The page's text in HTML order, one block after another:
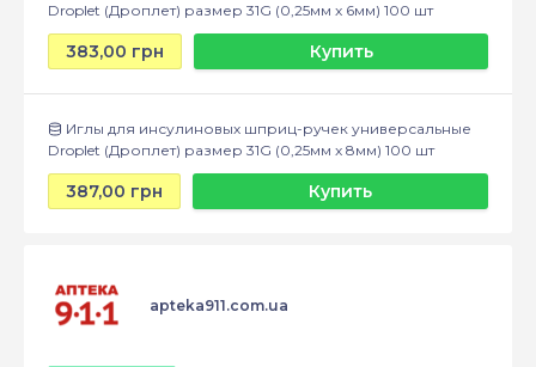
Droplet (Дроплет) размер 31G (0,25мм x 6мм) 100 шт
383,00 грн Купить
Иглы для инсулиновых шприц-ручек универсальные
Droplet (Дроплет) размер 31G (0,25мм x 8мм) 100 шт
387,00 грн Купить
apteka911.com.ua